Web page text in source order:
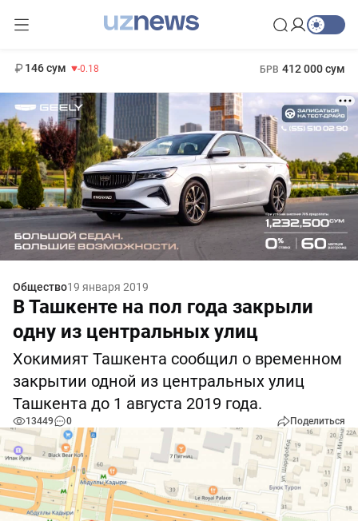
146 сум -0.18 БРВ 412 000 сум
Общество19 января 2019
В Ташкенте на пол года закрыли
одну из центральных улиц
Хокимият Ташкента сообщил о временном
закрытии одной из центральных улиц
Ташкента до 1 августа 2019 года.
13449 0 Поделиться